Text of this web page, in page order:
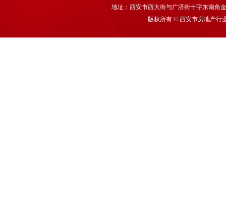
地址：西安市西大街与广济街十字东南角
版权所有 © 西安市房地产